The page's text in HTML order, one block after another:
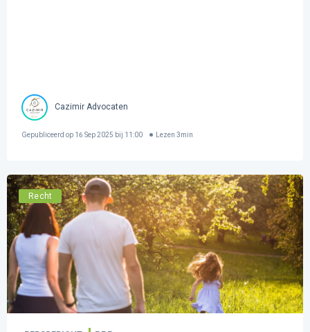
Cazimir Advocaten
Gepubliceerd op 16 Sep 2025 bij 11:00 Lezen 3min
Recht